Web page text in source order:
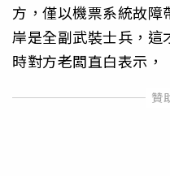
方，僅以機票系統故
岸是全副武裝士兵，這
時對方老闆直白表示，